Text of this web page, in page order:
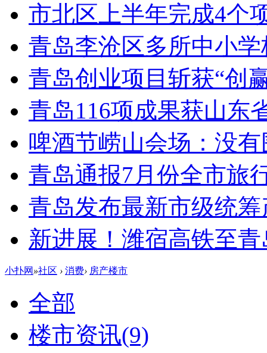
市北区上半年完成4个
青岛李沧区多所中小
青岛创业项目斩获“创
青岛116项成果获山东
啤酒节崂山会场：没有
青岛通报7月份全市旅
青岛发布最新市级统
新进展！潍宿高铁至
小扑网 »社区 › 消费› 房产楼市
全部
楼市资讯(9)